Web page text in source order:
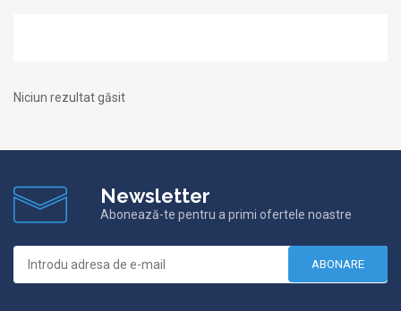
Niciun rezultat găsit
Newsletter
Abonează-te pentru a primi ofertele noastre
ABONARE